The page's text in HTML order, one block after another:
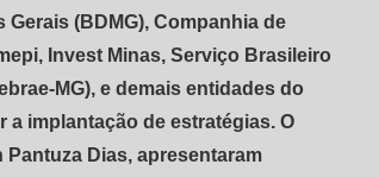
(BDMG), Companhia de
Invest Minas, Serviço Brasileiro
MG), e demais entidades do
implantação de estratégias. O
Dias, apresentaram